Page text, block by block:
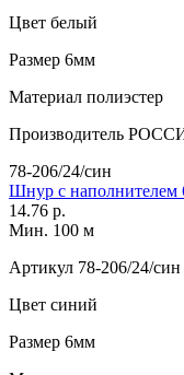
Цвет белый
Размер 6мм
Материал полиэстер
Производитель
78-206/24/син
Шнур с наполнителем
14.76 р.
Мин. 100 м
Артикул 78-206/24/син
Цвет синий
Размер 6мм